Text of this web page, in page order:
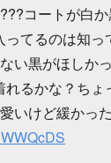
コートが白
てるのは知っ
い黒がほしか
るかな？ちょ
いけど緩かっ